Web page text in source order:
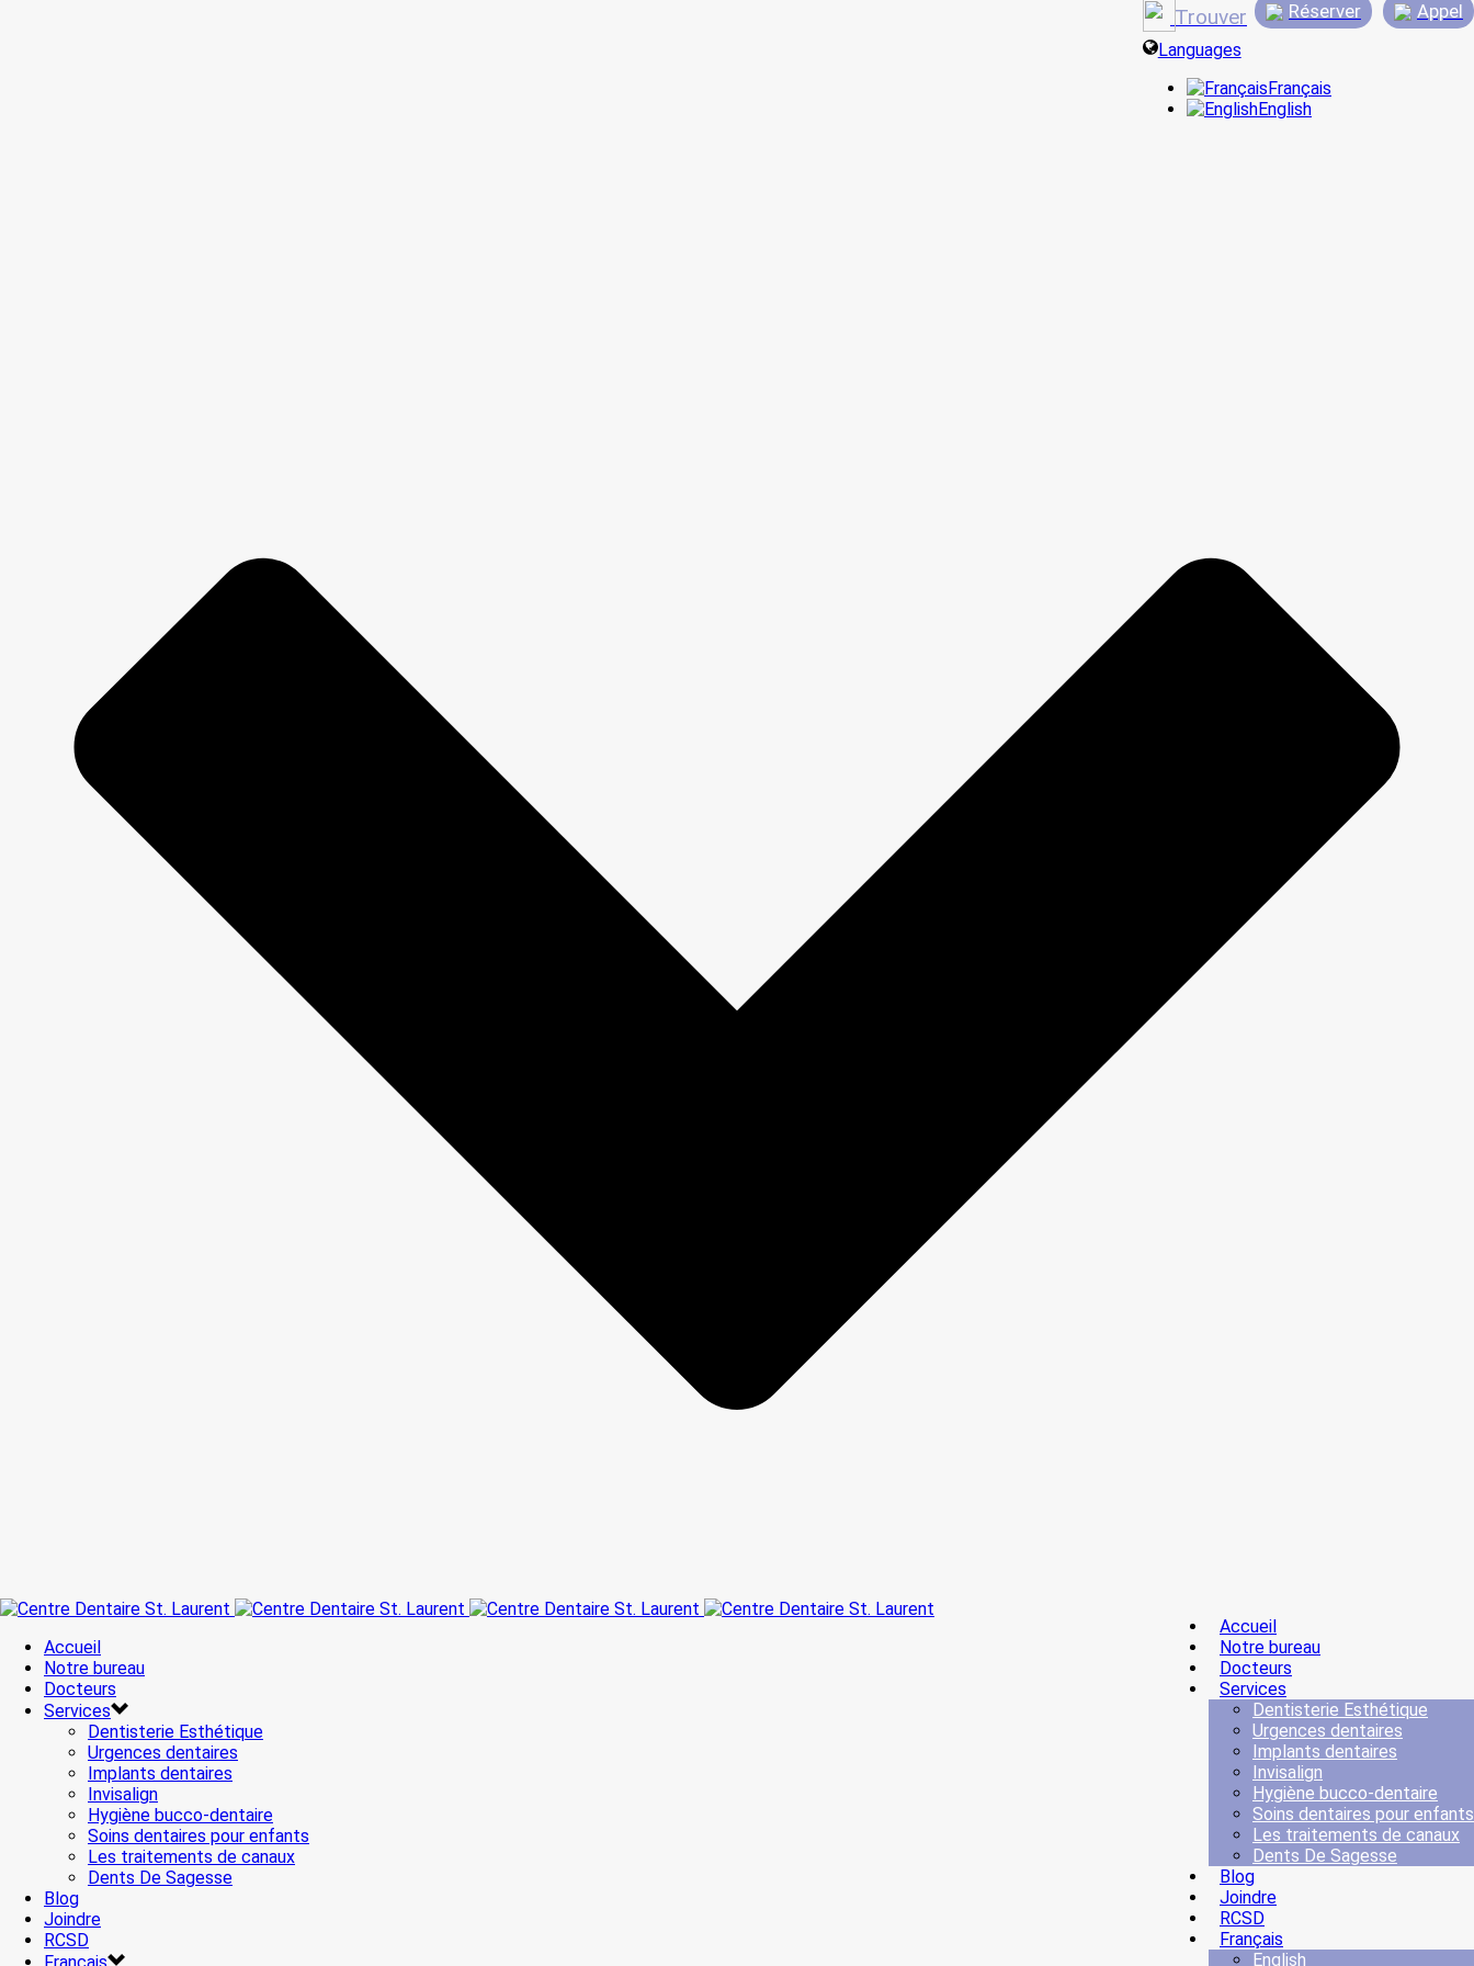
Trouver Réserver Appel
Languages
Français
English
Accueil
Notre bureau
Docteurs
Services
Dentisterie Esthétique
Urgences dentaires
Implants dentaires
Invisalign
Hygiène bucco-dentaire
Soins dentaires pour enfants
Les traitements de canaux
Dents De Sagesse
Blog
Joindre
RCSD
Français
English
Accueil
Notre bureau
Docteurs
Services
Dentisterie Esthétique
Urgences dentaires
Implants dentaires
Invisalign
Hygiène bucco-dentaire
Soins dentaires pour enfants
Les traitements de canaux
Dents De Sagesse
Blog
Joindre
RCSD